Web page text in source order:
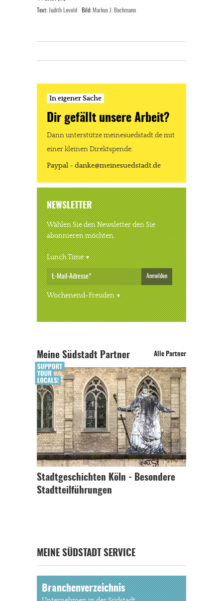
Text: Judith Levold Bild: Markus J. Bachmann
In eigener Sache
Dir gefällt unsere Arbeit?
Dann unterstütze meinesuedstadt.de mit
einer kleinen Direktspende.
Paypal - danke@meinesuedstadt.de
NEWSLETTER
Wählen Sie den Newsletter den Sie
abonnieren möchten.
Lunch Time
Anmelden
Wochenend-Freuden
Meine Südstadt Partner Alle Partner
Stadtgeschichten Köln - Besondere
Stadtteilführungen
MEINE SÜDSTADT SERVICE
Branchenverzeichnis